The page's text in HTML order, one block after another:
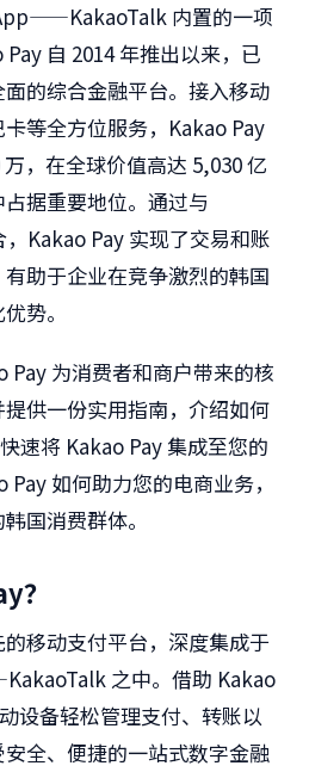
KakaoTalk 内置的一项
Pay 自 2014年推出以来，已
的综合金融平台。 接入移动
等全方位服务， Kakao Pay
万，在全球价值高达 5,030亿
据重要地位。通过与
Kakao Pay 实现了交易和账
助于企业在竞争激烈的韩国
势。
Pay为消费者和商户带来的核
供一份实用指南，介绍如何
速将 Kakao Pay 集成至您的
Pay如何助力您的电商业务，
国消费群体。
？
移动支付平台，深度集成于
之中。借助 Kakao
设备轻松管理支付、转账以
全、便捷的一站式数字金融